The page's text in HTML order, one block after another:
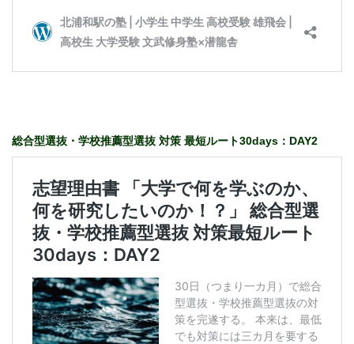
総合型選抜・学校推薦型選抜 対策 最短ルート30days：DAY2